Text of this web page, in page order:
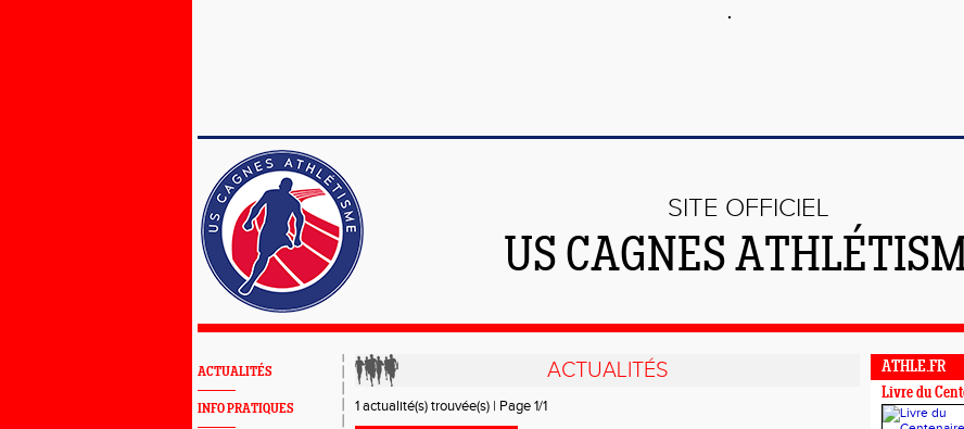
SITE OFFICIEL
US CAGNES
ACTUALITÉS
INFO PRATIQUES
ACTUALITÉS
1 actualité(s) trouvée(s) | Page 1/1
ATHLE.FR
Livre du